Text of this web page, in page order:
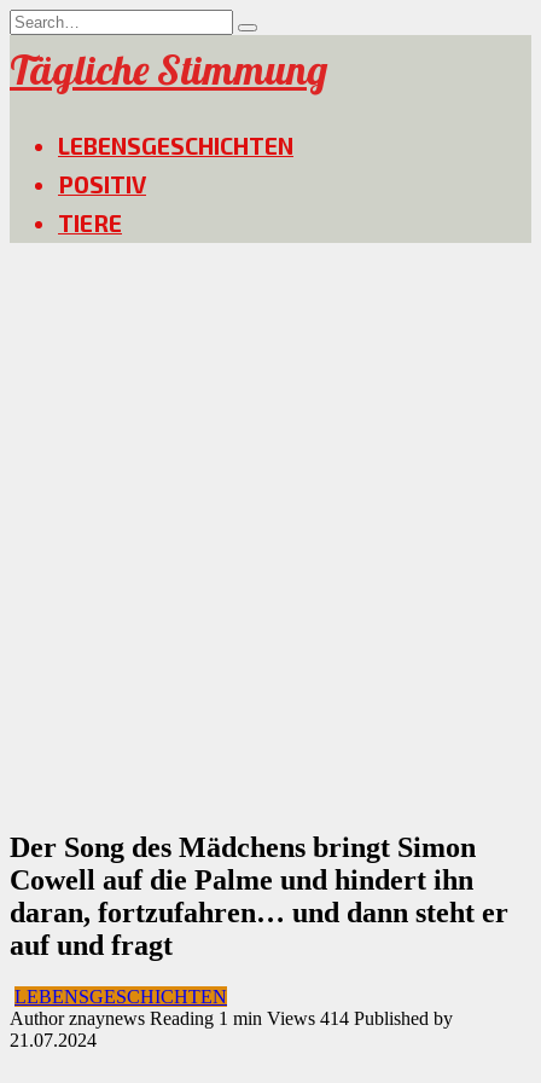
Skip
to
content
Search
for:
Tägliche Stimmung
LEBENSGESCHICHTEN
POSITIV
TIERE
Der Song des Mädchens bringt Simon
Cowell auf die Palme und hindert ihn
daran, fortzufahren… und dann steht er
auf und fragt
LEBENSGESCHICHTEN
Author znaynews Reading 1 min Views 414 Published by
21.07.2024